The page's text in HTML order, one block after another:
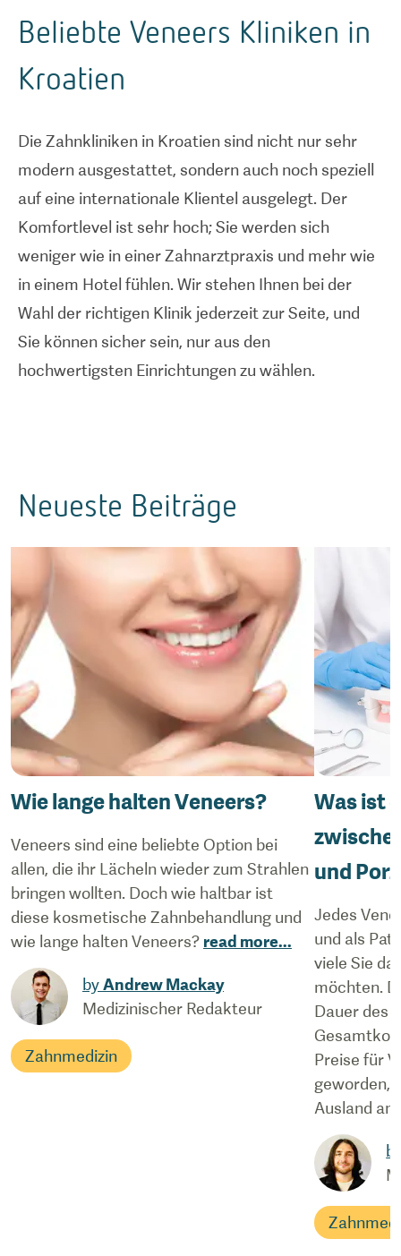
Beliebte Veneers Kliniken in
Kroatien
Die Zahnkliniken in Kroatien sind nicht nur sehr
modern ausgestattet, sondern auch noch speziell
auf eine internationale Klientel ausgelegt. Der
Komfortlevel ist sehr hoch; Sie werden sich
weniger wie in einer Zahnarztpraxis und mehr wie
in einem Hotel fühlen. Wir stehen Ihnen bei der
Wahl der richtigen Klinik jederzeit zur Seite, und
Sie können sicher sein, nur aus den
hochwertigsten Einrichtungen zu wählen.
Neueste Beiträge
Wie lange halten Veneers?
Veneers sind eine beliebte Option bei
allen, die ihr Lächeln wieder zum Strahlen
bringen wollten. Doch wie haltbar ist
diese kosmetische Zahnbehandlung und
wie lange halten Veneers? read more...
byAndrew Mackay
Medizinischer Redakteur
Zahnmedizin
Was ist
und
Jedes
und als
viele Sie
möchten.
Dauer des
Preise für
geworden,
Ausland